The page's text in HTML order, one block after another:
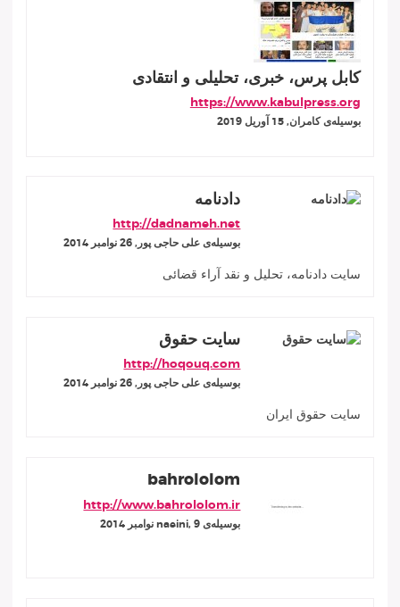
کابل پرس، خبری، تحلیلی و انتقادی
https://www.kabulpress.org
بوسيله‌ى کامران, 15 آوريل 2019
دادنامه
http://dadnameh.net
بوسيله‌ى علی حاجی پور, 26 نوامبر 2014
سایت دادنامه، تحلیل و نقد آراء قضائی
سایت حقوق
http://hoqouq.com
بوسيله‌ى علی حاجی پور, 26 نوامبر 2014
سایت حقوق ایران
bahrololom
http://www.bahrololom.ir
بوسيله‌ى naeini, 9 نوامبر 2014